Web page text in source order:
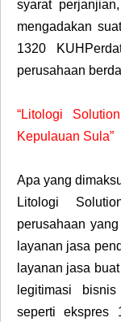
syarat
mengadakan
1320
perusahaan
“Litologi
Kepulauan Sula”
Apa yang
Litologi
perusahaan
layanan jasa
layanan jasa
legitimasi
seperti ekspres